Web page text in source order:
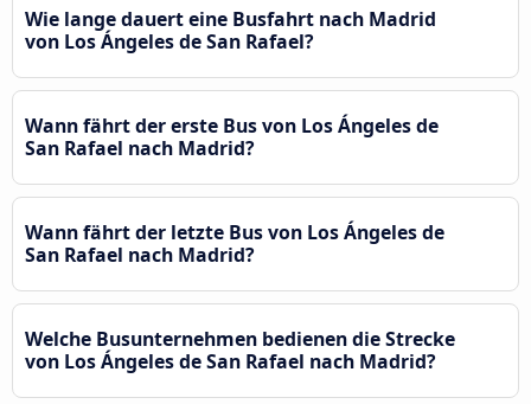
Wie lange dauert eine Busfahrt nach Madrid
von Los Ángeles de San Rafael?
Wann fährt der erste Bus von Los Ángeles de
San Rafael nach Madrid?
Wann fährt der letzte Bus von Los Ángeles de
San Rafael nach Madrid?
Welche Busunternehmen bedienen die Strecke
von Los Ángeles de San Rafael nach Madrid?